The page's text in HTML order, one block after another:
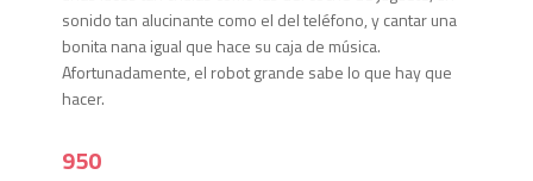
sonido tan alucinante como el del teléfono, y cantar una
bonita nana igual que hace su caja de música.
Afortunadamente, el robot grande sabe lo que hay que
hacer.
950